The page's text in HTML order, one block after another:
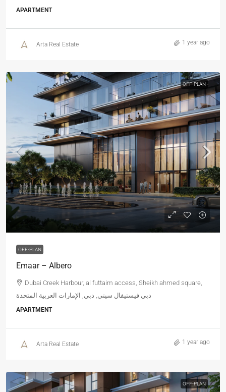
APARTMENT
Arta Real Estate 1 year ago
OFF-PLAN
OFF-PLAN
Emaar – Albero
Dubai Creek Harbour, al futtaim access, Sheikh ahmed square,
دبي فيستيفال سيتي, دبي, الإمارات العربية المتحدة
APARTMENT
Arta Real Estate 1 year ago
OFF-PLAN